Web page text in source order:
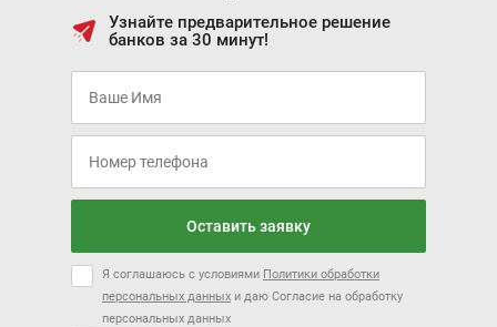
Узнайте предварительное решение
банков за 30 минут!
Оставить заявку
Я соглашаюсь с условиями Политики обработки
персональных данных и даю Согласие на обработку
персональных данных